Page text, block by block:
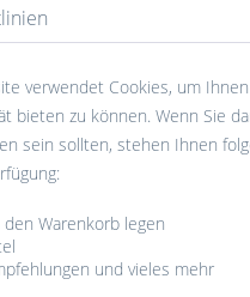
verwendet Cookies, um
bieten zu können. Wenn Sie
sein sollten, stehen Ihnen
Warenkorb legen
und vieles mehr